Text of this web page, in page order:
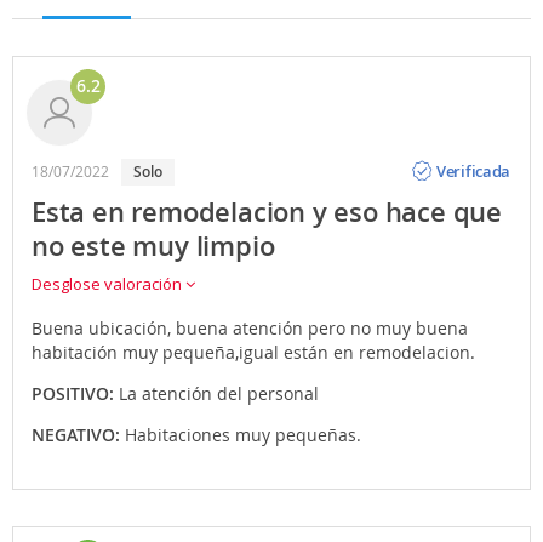
6.2
18/07/2022 solo
Verificada
Esta en remodelacion y eso hace que
no este muy limpio
Desglose valoración
Buena ubicación, buena atención pero no muy buena
habitación muy pequeña,igual están en remodelacion.
POSITIVO: La atención del personal
NEGATIVO: Habitaciones muy pequeñas.